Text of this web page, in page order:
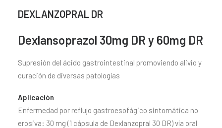
DEXLANZOPRAL DR
Dexlansoprazol 30mg DR y 60mg DR
Supresión del ácido gastrointestinal promoviendo alivio y
curación de diversas patologías
Aplicación
Enfermedad por reflujo gastroesofágico sintomática no
erosiva: 30 mg (1 cápsula de Dexlanzopral 30 DR) vía oral